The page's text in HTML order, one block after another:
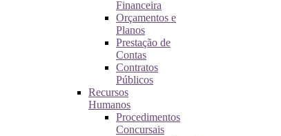
Financeira
Orçamentos e
Planos
Prestação de
Contas
Contratos
Públicos
Recursos
Humanos
Procedimentos
Concursais